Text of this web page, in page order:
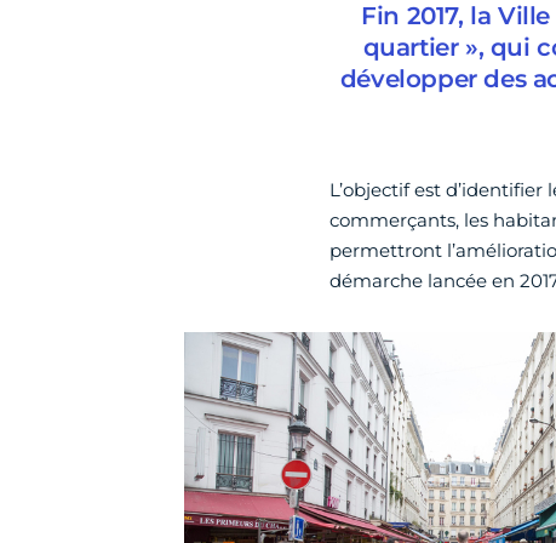
Fin 2017, la
quartier », qui
développer des
L’objectif est
commerçants, les
permettront
démarche lancée en